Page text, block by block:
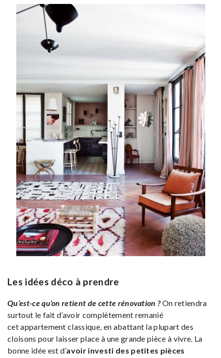
Les idées déco à prendre
Qu’est-ce qu’on retient de cette rénovation ?On retiendra
surtout le fait d’avoir complètement remanié
cet appartement classique, en abattant la plupart des
cloisons pour laisser place à une grande pièce à vivre. La
bonne idée est d’avoir investi des petites pièces